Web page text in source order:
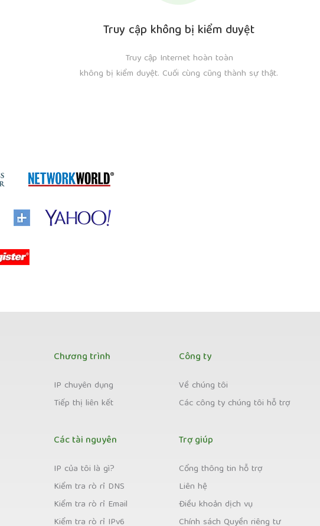
Truy cập không bị kiểm duyệt
Truy cập Internet hoàn toàn
không bị kiểm duyệt. Cuối cùng cũng thành sự thật.
Chương trình
IP chuyên dụng
Tiếp thị liên kết
Các tài nguyên
IP của tôi là gì?
Kiểm tra rò rỉ DNS
Kiểm tra rò rỉ Email
Kiểm tra rò rỉ IPv6
Công ty
Về chúng tôi
Các công ty chúng tôi hỗ trợ
Trợ giúp
Cổng thông tin hỗ trợ
Liên hệ
Điều khoản dịch vụ
Chính sách Quyền riêng tư